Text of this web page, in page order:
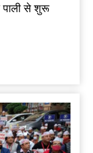
पाली से शुरू